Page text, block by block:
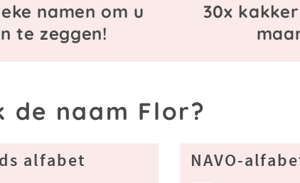
namen om u
te zeggen!
30x
de naam Flor?
alfabet NAVO-